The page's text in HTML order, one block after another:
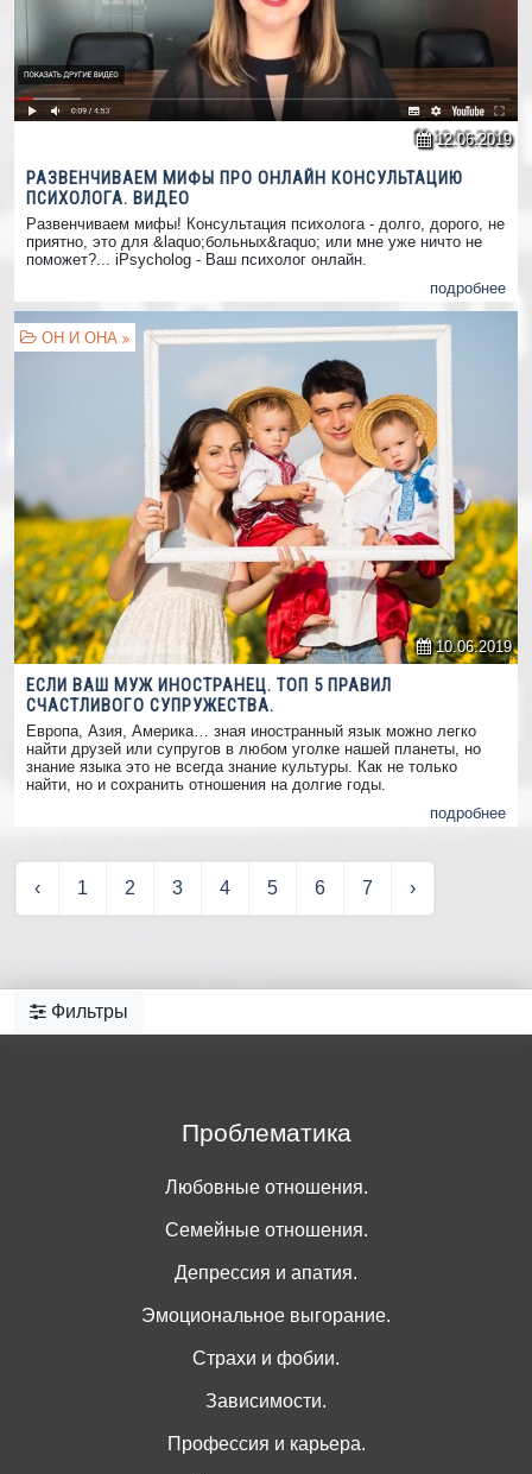
12.06.2019
РАЗВЕНЧИВАЕМ МИФЫ ПРО ОНЛАЙН КОНСУЛЬТАЦИЮ
ПСИХОЛОГА. ВИДЕО
Развенчиваем мифы! Консультация психолога - долго, дорого, не
приятно, это для &laquo;больных&raquo; или мне уже ничто не
поможет?... iPsycholog - Ваш психолог онлайн.
подробнее
ОН И ОНА
10.06.2019
ЕСЛИ ВАШ МУЖ ИНОСТРАНЕЦ. ТОП 5 ПРАВИЛ
СЧАСТЛИВОГО СУПРУЖЕСТВА.
Европа, Азия, Америка… зная иностранный язык можно легко
найти друзей или супругов в любом уголке нашей планеты, но
знание языка это не всегда знание культуры. Как не только
найти, но и сохранить отношения на долгие годы.
подробнее
‹ 1 2 3 4 5 6 7 ›
Фильтры
Проблематика
Любовные отношения.
Семейные отношения.
Депрессия и апатия.
Эмоциональное выгорание.
Страхи и фобии.
Зависимости.
Профессия и карьера.